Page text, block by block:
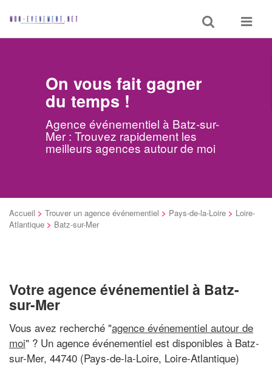
Toggle
search
Toggle
On vous fait gagner
du temps !
Agence événementiel à Batz-sur-
Mer : Trouvez rapidement les
meilleurs agences autour de moi
Accueil > Trouver un agence événementiel > Pays-de-la-Loire > Loire-
Atlantique > Batz-sur-Mer
Votre agence événementiel à Batz-
sur-Mer
Vous avez recherché "agence événementiel autour de
moi" ? Un agence événementiel est disponibles à Batz-
sur-Mer, 44740 (Pays-de-la-Loire, Loire-Atlantique)